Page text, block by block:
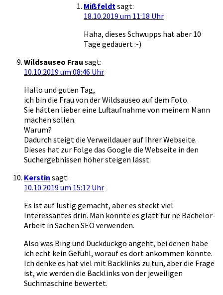
Mißfeldt sagt:
18.10.2019 um 11:18 Uhr
Haha, dieses Schwupps hat aber 10
Tage gedauert :-)
Wildsauseo Frau sagt:
10.10.2019 um 08:46 Uhr
Hallo und guten Tag,
ich bin die Frau von der Wildsauseo auf dem Foto.
Sie hätten lieber eine Luftaufnahme von meinem Mann
machen sollen.
Warum?
Dadurch steigt die Verweildauer auf Ihrer Webseite.
Dieses hat zur Folge das Google die Webseite in den
Suchergebnissen höher steigen lässt.
Kerstin sagt:
10.10.2019 um 15:12 Uhr
Es ist auf lustig gemacht, aber es steckt viel
Interessantes drin. Man könnte es glatt für ne Bachelor-
Arbeit in Sachen SEO verwenden.
Also was Bing und Duckduckgo angeht, bei denen habe
ich echt kein Gefühl, worauf es dort ankommen könnte.
Ich denke es hat viel mit Backlinks zu tun, aber die Frage
ist, wie werden die Backlinks von der jeweiligen
Suchmaschine bewertet.